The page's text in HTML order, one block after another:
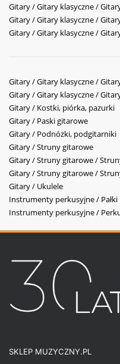
Gitary / Gitary klasyczne /
Gitary / Gitary klasyczne /
Gitary / Gitary klasyczne /
Gitary / Gitary klasyczne /
Gitary / Gitary klasyczne /
Gitary / Kostki, piórka, pazurki
Gitary / Paski gitarowe
Gitary / Podnóżki, podgitarniki
Gitary / Struny gitarowe
Gitary / Struny gitarowe /
Gitary / Struny gitarowe /
Gitary / Ukulele
Instrumenty perkusyjne /
Instrumenty perkusyjne /
SKLEP MUZYCZNY.PL